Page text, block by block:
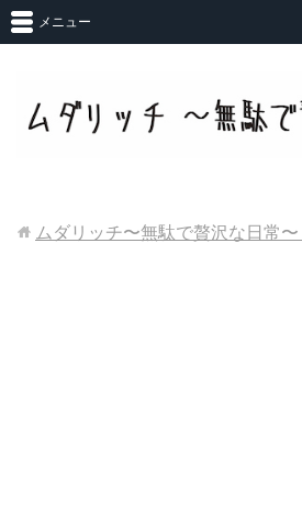
メニュー
ムダリッチ〜無駄で贅沢な日常〜